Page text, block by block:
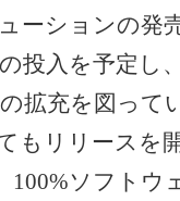
ーションの発
投入を予定し
拡充を図って
リリースを
100%ソフトウ